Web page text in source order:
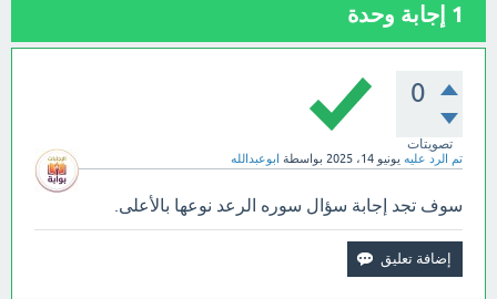
1 إجابة وحدة
0
تصويتات
تم الرد عليه يونيو 14، 2025 بواسطة ابوعبدالله
سوف تجد إجابة سؤال سوره الرعد نوعها بالأعلى.